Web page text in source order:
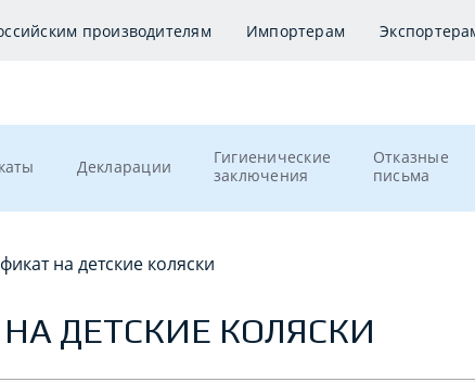
производителям Импортерам
Декларации
Гигиенические
заключения
Отказные
письма
на детские коляски
ДЕТСКИЕ КОЛЯСКИ